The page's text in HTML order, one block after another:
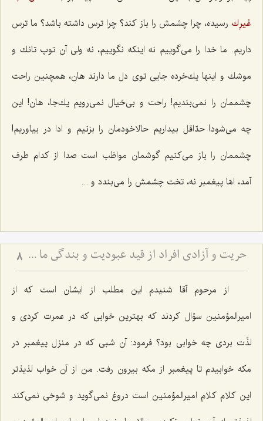
غَیرِك رسیده، چرا چشمش را باز كند؟ چرا ترس داشته باشد؟ ما ترس
داریم. ما خدا را می‌گوییم نه اینكه نگوییم، نه ولی آن توپ تانك و
موشك و اینها یك‌خرده جایی توی دل ما دارند هان، همچنین راحت
چشممان را نمی‌بندیم! راحت و بی‌خیال نمی‌رویم یك‌جا، هان! این
چه می‌شود! حدّاقل بیداریم حالاخودمان را بزنیم و ادا در بیاوریم!
چشممان را باز می‌كنیم گوشمان مواظب است صدا از كدام طرف
آمد، امّا پیغمبر نه، تخت چشمش را می‌بندد و ...
حریت و آزادى افراد از قید عبودیت و بندگى ما سوی اللَه 8
از مرحوم آقا شنیدم این مطلب از ایشان است كه از
امیرالمؤمنین سؤال كردند كه بهترین خوابی كه در عمرت كردی و
لذّت بردی چه خوابی بود؟ فرمود: آن شبی كه در منزل پیغمبر در
مكه خوابیدم تا پیغمبر از مكه بیرون رفت. من از آن خواب لذیذتر
این كلام كلام امیرالمؤمنین است دروغ نمی‌گوید و شوخی نمی‌كند